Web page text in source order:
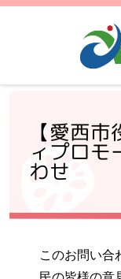
【愛西
ィプロモ
わせ
このお問い合